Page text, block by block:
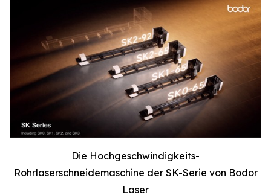
Die Hochgeschwindigkeits-
Rohrlaserschneidemaschine der SK-Serie von Bodor
Laser